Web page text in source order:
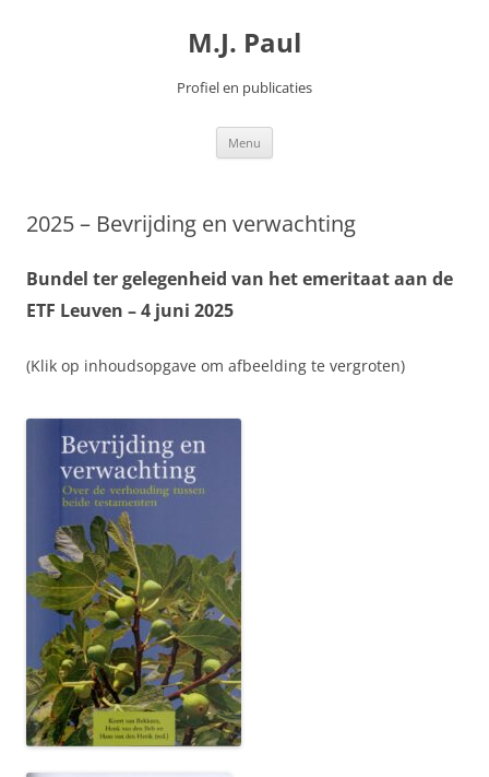
M.J. Paul
Profiel en publicaties
Menu
2025 – Bevrijding en verwachting
Bundel ter gelegenheid van het emeritaat aan de
ETF Leuven – 4 juni 2025
(Klik op inhoudsopgave om afbeelding te vergroten)